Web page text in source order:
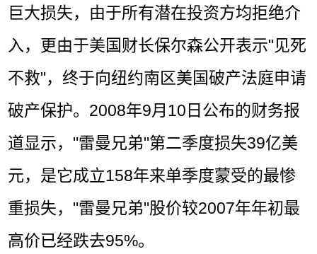
巨大损失，由于所有潜在投资方均拒绝介
入，更由于美国财长保尔森公开表示"见死
不救"，终于向纽约南区美国破产法庭申请
破产保护。2008年9月10日公布的财务报
道显示，"雷曼兄弟"第二季度损失39亿美
元，是它成立158年来单季度蒙受的最惨
重损失，"雷曼兄弟"股价较2007年年初最
高价已经跌去95%。